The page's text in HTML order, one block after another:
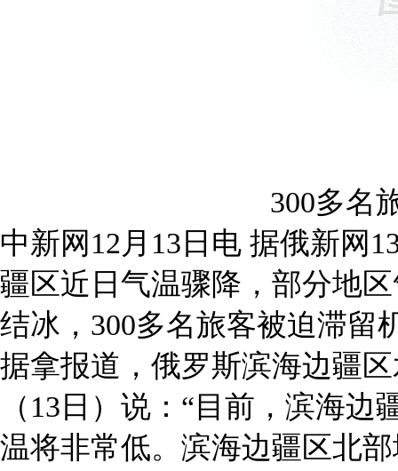
300多名
中新网12月13日电 据俄新网
疆区近日气温骤降，部分地
结冰，300多名旅客被迫滞留
据拿报道，俄罗斯滨海边疆
（13日）说：“目前，滨海
温将非常低。滨海边疆区北